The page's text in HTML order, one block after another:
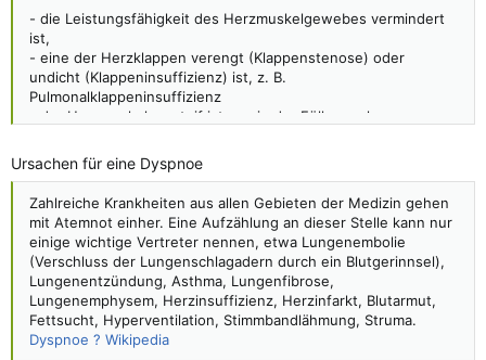
Medikamente (vor allem Katecholamine, Antiarrhythmika,
Herzglykoside, Trizyklische Antidepressiva)
Genussmittel im Übermaß (Alkohol, Kaffee, Drogen, andere
Giftstoffe..)
Karotissinussyndrom (auch "Hyperreaktiver Karotissinus")
psychovegetativ induziert (Angst, Stress, Übermüdung,
erhöhter Vagotonus)
nach herzchirurgischen Eingriffen
Roemheld-Syndrom
Herzrhythmusstörung ? Wikipedia
- die Leistungsfähigkeit des Herzmuskelgewebes vermindert
ist,
- eine der Herzklappen verengt (Klappenstenose) oder
undicht (Klappeninsuffizienz) ist, z. B.
Pulmonalklappeninsuffizienz
- der Herzmuskel zu steif ist, um in der Füllungsphase
- der Puls durch Herzrhythmusstörungen zu langsam
(Bradykardie) oder zu schnell (Tachykardie) ist,
- das Herz durch einen Herzbeutelerguss (Perikarderguss)
oder eine Schwarte (Perikarditis constrictiva) zu stark
eingeengt wird,
- der Widerstand in den Lungenarterien (pulmonale
Hypertonie) oder den Körperarterien (arterielle Hypertonie) für
das Herz zu groß ist, oder
- der Blutbedarf des Körpers etwa bei hohem Fieber oder
schwerer Blutarmut selbst von einem eigentlich gesunden
Herz nicht mehr gedeckt werden kann.
Ursachen für eine Dyspnoe
Zahlreiche Krankheiten aus allen Gebieten der Medizin gehen
mit Atemnot einher. Eine Aufzählung an dieser Stelle kann nur
einige wichtige Vertreter nennen, etwa Lungenembolie
(Verschluss der Lungenschlagadern durch ein Blutgerinnsel),
Lungenentzündung, Asthma, Lungenfibrose,
Lungenemphysem, Herzinsuffizienz, Herzinfarkt, Blutarmut,
Fettsucht, Hyperventilation, Stimmbandlähmung, Struma.
Dyspnoe ? Wikipedia